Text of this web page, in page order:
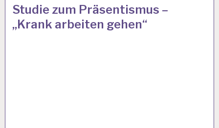
12-
STUNDEN-
ARBEITSTAG…
Studie zum Präsentismus –
„Krank arbeiten gehen“
28 OKT. 2019